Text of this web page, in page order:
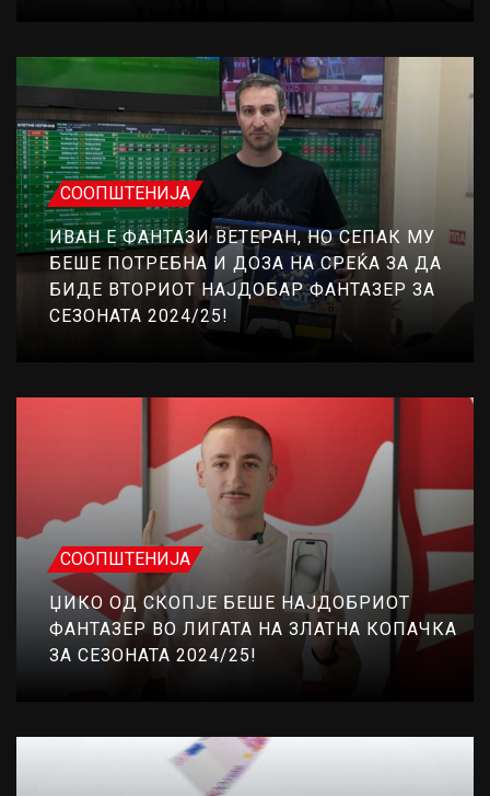
СООПШТЕНИЈА
ИВАН Е ФАНТАЗИ ВЕТЕРАН, НО СЕПАК МУ
БЕШЕ ПОТРЕБНА И ДОЗА НА СРЕЌА ЗА ДА
БИДЕ ВТОРИОТ НАЈДОБАР ФАНТАЗЕР ЗА
СЕЗОНАТА 2024/25!
СООПШТЕНИЈА
ЏИКО ОД СКОПЈЕ БЕШЕ НАЈДОБРИОТ
ФАНТАЗЕР ВО ЛИГАТА НА ЗЛАТНА КОПАЧКА
ЗА СЕЗОНАТА 2024/25!